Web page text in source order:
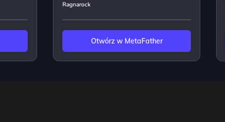
Ragnarock
Otwórz w MetaFather